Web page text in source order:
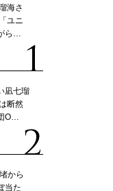
海さ
ユニ
ら…
凪七瑠
断然
O…
から
当た